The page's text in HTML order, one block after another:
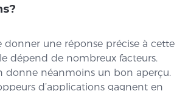
donner une réponse précise à cette
dépend de nombreux facteurs.
donne néanmoins un bon aperçu.
d’applications gagnent en